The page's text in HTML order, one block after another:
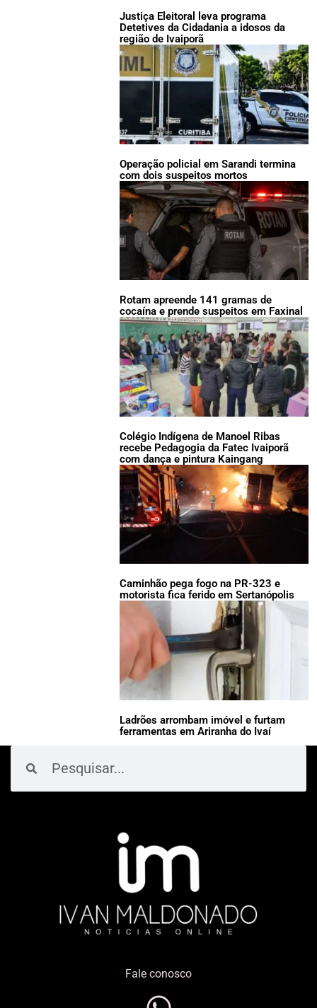
Justiça Eleitoral leva programa
Detetives da Cidadania a idosos da
região de Ivaiporã
Operação policial em Sarandi termina
com dois suspeitos mortos
Rotam apreende 141 gramas de
cocaína e prende suspeitos em Faxinal
Colégio Indígena de Manoel Ribas
recebe Pedagogia da Fatec Ivaiporã
com dança e pintura Kaingang
Caminhão pega fogo na PR-323 e
motorista fica ferido em Sertanópolis
Ladrões arrombam imóvel e furtam
ferramentas em Ariranha do Ivaí
Fale conosco